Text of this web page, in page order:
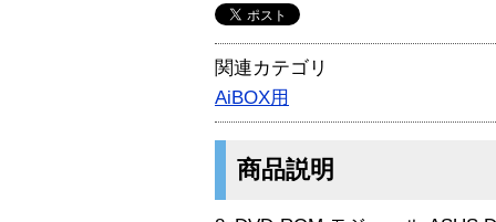
関連カテゴリ
AiBOX用
商品説明